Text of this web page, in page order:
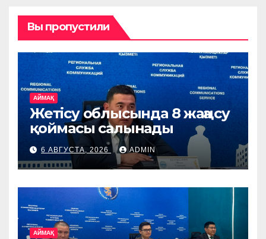
Вы пропустили
АЙМАҚ
Жетісу облысында 8 жаңа су
қоймасы салынады
6 АВГУСТА, 2026 ADMIN
АЙМАҚ